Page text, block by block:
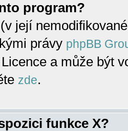
program?
její
právy phpBB
a může být
zde.
funkce X?